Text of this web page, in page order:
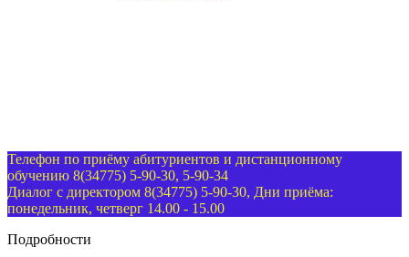
Телефон по приёму абитуриентов и дистанционному
обучению 8(34775) 5-90-30, 5-90-34
Диалог с директором 8(34775) 5-90-30, Дни приёма:
понедельник, четверг 14.00 - 15.00
Подробности